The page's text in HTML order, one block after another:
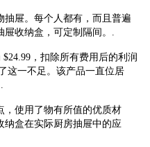
屉。每个人都有，而且普遍
收纳盒，可定制隔间。.
，扣除所有费用后的利润
这一不足。该产品一直位居
，使用了物有所值的优质材
纳盒在实际厨房抽屉中的应